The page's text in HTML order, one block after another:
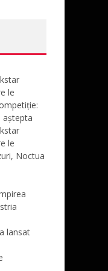
le
aștepta
le
Noctua
lansat